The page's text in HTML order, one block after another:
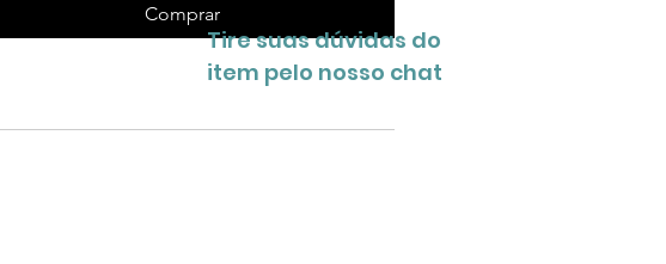
Comprar
Tire suas dúvidas do
item pelo nosso chat